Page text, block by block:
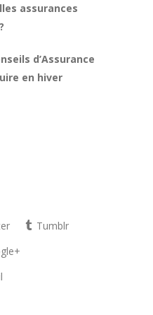
assurances
d’Assurance
en hiver
Tumblr